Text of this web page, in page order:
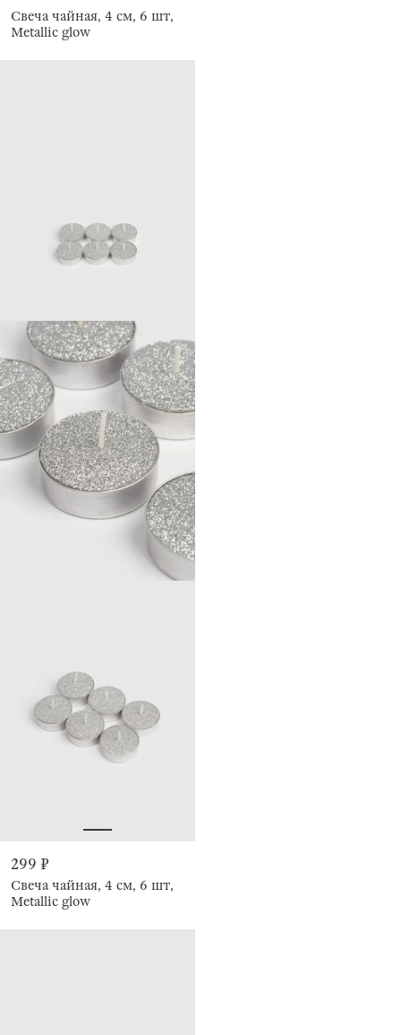
Свеча чайная, 4 см, 6 шт,
Metallic glow
299 ₽
Свеча чайная, 4 см, 6 шт,
Metallic glow